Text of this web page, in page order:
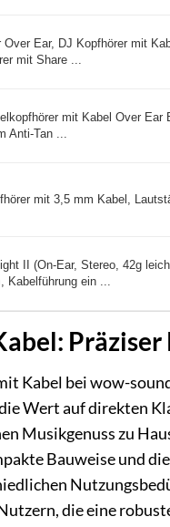
Over Ear, DJ Kopfhörer mit
mit Share ...
mit Kabel Over Ear
Anti-Tan ...
mit 3,5 mm Kabel,
II (On-Ear, Stereo, 42g
Kabelführung ein ...
Kabel bei wow-
Wert auf direkten
Musikgenuss zu
Bauweise und
die eine